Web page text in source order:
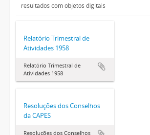
resultados com objetos digitais
Relatório Trimestral de
Atividades 1958
Relatório Trimestral de
Atividades 1958
Resoluções dos Conselhos
da CAPES
Resoluções dos Conselhos